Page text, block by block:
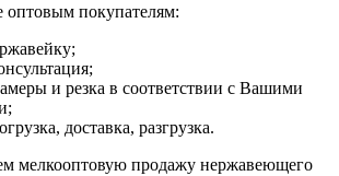
покупателям:
и резка в соответствии с Вашими
доставка, разгрузка.
мелкооптовую продажу нержавеющего